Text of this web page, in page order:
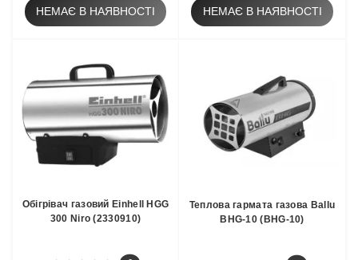
НЕМАЄ В НАЯВНОСТІ НЕМАЄ В НАЯВНОСТІ
Обігрівач газовий Einhell HGG
300 Niro (2330910)
Теплова гармата газова Ballu
BHG-10 (BHG-10)